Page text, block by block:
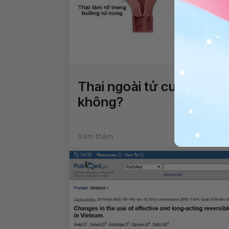
Thai ngoài tử cung có sao
không?
Xem thêm